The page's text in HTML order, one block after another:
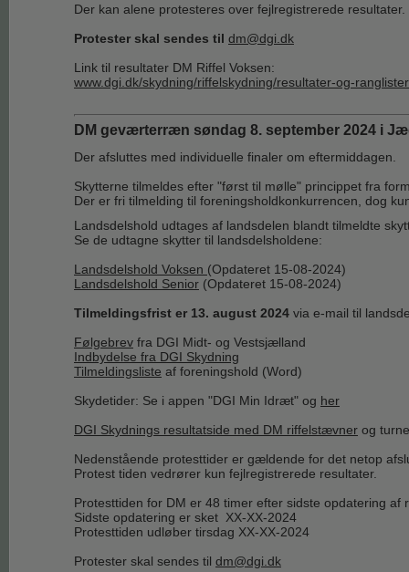
Der kan alene protesteres over fejlregistrerede resultater.
Protester skal sendes til dm@dgi.dk
Link til resultater DM Riffel Voksen:
www.dgi.dk/skydning/riffelskydning/resultater-og-
DM geværterræn søndag 8. september 2024 i
Der afsluttes med individuelle finaler om eftermiddagen.
Skytterne tilmeldes efter "først til mølle" princippet fra
Der er fri tilmelding til foreningsholdkonkurrencen, dog
Landsdelshold udtages af landsdelen blandt tilmeldte
Se de udtagne skytter til landsdelsholdene:
Landsdelshold Voksen (Opdateret 15-08-2024)
Landsdelshold Senior (Opdateret 15-08-2024)
Tilmeldingsfrist er 13. august 2024 via e-mail til
Følgebrev fra DGI Midt- og Vestsjælland
Indbydelse fra DGI Skydning
Tilmeldingsliste af foreningshold (Word)
Skydetider: Se i appen "DGI Min Idræt" og her
DGI Skydnings resultatside med DM riffelstævner og
Nedenstående protesttider er gældende for det netop
Protest tiden vedrører kun fejlregistrerede resultater.
Protesttiden for DM er 48 timer efter sidste opdatering
Sidste opdatering er sket XX-XX-2024
Protesttiden udløber tirsdag XX-XX-2024
Protester skal sendes til dm@dgi.dk